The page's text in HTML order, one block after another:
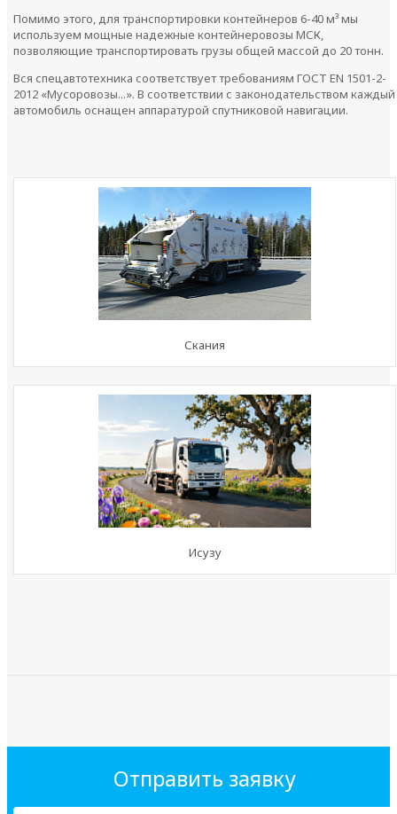
Помимо этого, для транспортировки контейнеров 6-40 м³ мы
используем мощные надежные контейнеровозы МСК,
позволяющие транспортировать грузы общей массой до 20 тонн.
Вся спецавтотехника соответствует требованиям ГОСТ EN 1501-2-
2012 «Мусоровозы...». В соответствии с законодательством каждый
автомобиль оснащен аппаратурой спутниковой навигации.
Скания
Исузу
Отправить заявку